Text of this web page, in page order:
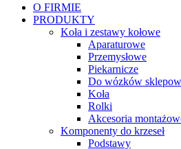
O FIRMIE
PRODUKTY
Koła i zestawy kołowe
Aparaturowe
Przemysłowe
Piekarnicze
Do wózków
Koła
Rolki
Akcesoria
Komponenty do krzeseł
Podstawy